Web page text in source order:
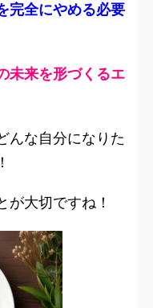
完全にやめる必要
未来を形づくるエ
んな自分になりた
が大切ですね！